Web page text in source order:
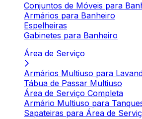
Conjuntos de Móveis para
Armários para Banheiro
Espelheiras
Gabinetes para Banheiro
Área de Serviço
Armários Multiuso para
Tábua de Passar Multiuso
Área de Serviço Completa
Armário Multiuso para
Sapateiras para Área de